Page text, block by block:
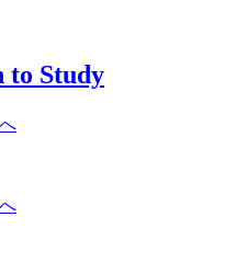
to Study